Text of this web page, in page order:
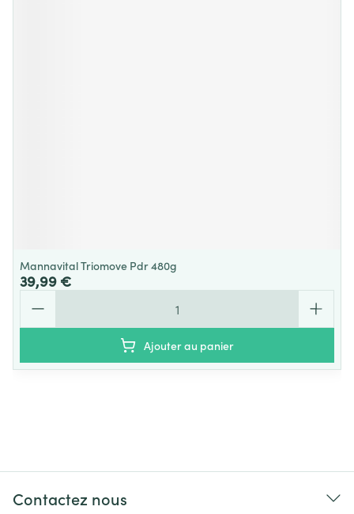
Mannavital Triomove Pdr 480g
39,99 €
Ajouter au panier
Contactez nous